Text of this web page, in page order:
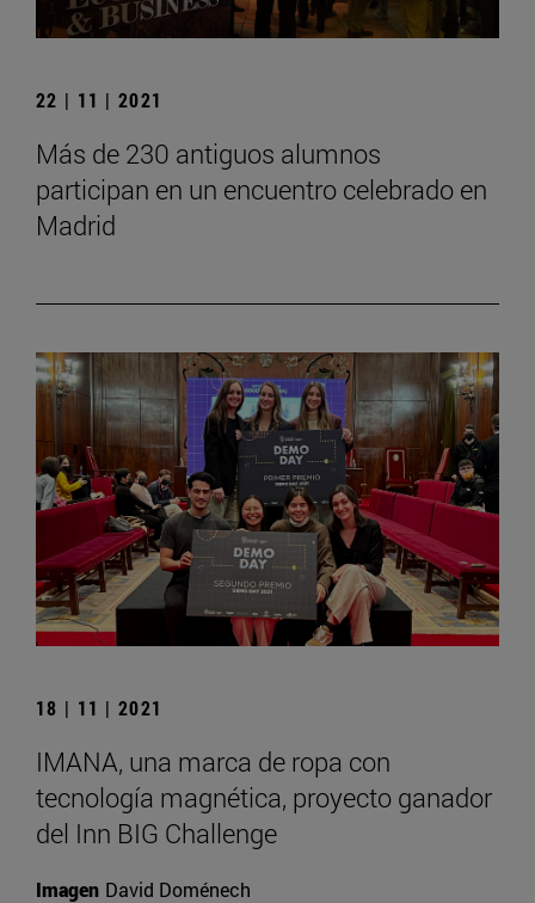
22 | 11 | 2021
Más de 230 antiguos alumnos
participan en un encuentro celebrado en
Madrid
18 | 11 | 2021
IMANA, una marca de ropa con
tecnología magnética, proyecto ganador
del Inn BIG Challenge
Imagen David Doménech